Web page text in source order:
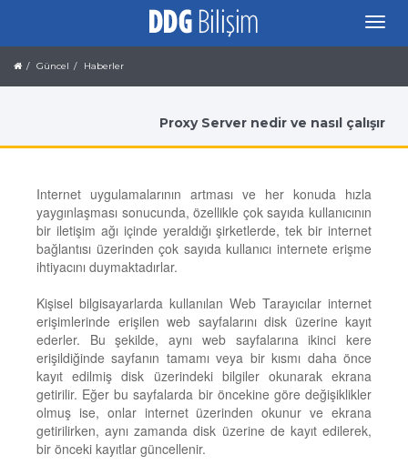
Güncel Haberler
Proxy Server nedir ve nasıl çalışır
Internet uygulamalarının artması ve her konuda hızla
yaygınlaşması sonucunda, özellikle çok sayıda kullanıcının
bir iletişim ağı içinde yeraldığı şirketlerde, tek bir internet
bağlantısı üzerinden çok sayıda kullanıcı internete erişme
ihtiyacını duymaktadırlar.
Kişisel bilgisayarlarda kullanılan Web Tarayıcılar internet
erişimlerinde erişilen web sayfalarını disk üzerine kayıt
ederler. Bu şekilde, aynı web sayfalarına ikinci kere
erişildiğinde sayfanın tamamı veya bir kısmı daha önce
kayıt edilmiş disk üzerindeki bilgiler okunarak ekrana
getirilir. Eğer bu sayfalarda bir öncekine göre değişiklikler
olmuş ise, onlar internet üzerinden okunur ve ekrana
getirilirken, aynı zamanda disk üzerine de kayıt edilerek,
bir önceki kayıtlar güncellenir.